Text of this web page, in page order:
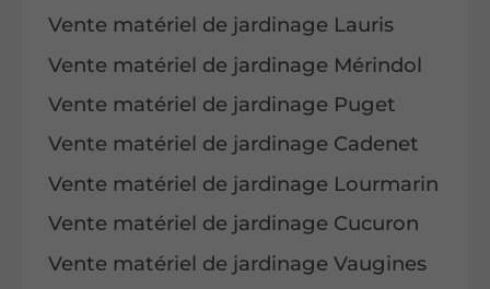
Vente matériel de jardinage Lauris
Vente matériel de jardinage Mérindol
Vente matériel de jardinage Puget
Vente matériel de jardinage Cadenet
Vente matériel de jardinage Lourmarin
Vente matériel de jardinage Cucuron
Vente matériel de jardinage Vaugines